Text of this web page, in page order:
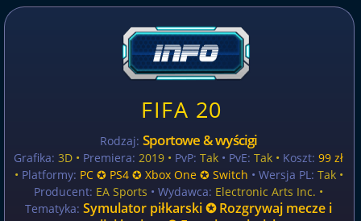
FIFA 20
Rodzaj: Sportowe & wyścigi
Grafika: 3D • Premiera: 2019 • PvP: Tak • PvE: Tak • Koszt: 99 zł
• Platformy: PC ✪ PS4 ✪ Xbox One ✪ Switch • Wersja PL: Tak•
Producent: EA Sports • Wydawca: Electronic Arts Inc. •
Tematyka: Symulator piłkarski ✪ Rozgrywaj mecze i